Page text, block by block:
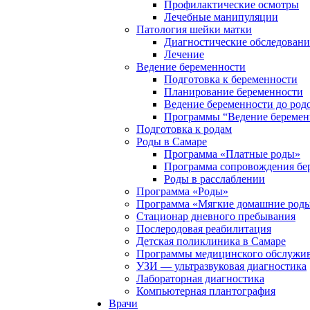
Профилактические осмотры
Лечебные манипуляции
Патология шейки матки
Диагностические
Лечение
Ведение беременности
Подготовка к беременности
Планирование беременности
Ведение беременности до
Программы “Ведение
Подготовка к родам
Роды в Самаре
Программа «Платные роды»
Программа сопровождения
Роды в расслаблении
Программа «Роды»
Программа «Мягкие домашние
Стационар дневного пребывания
Послеродовая реабилитация
Детская поликлиника в Самаре
Программы медицинского
УЗИ — ультразвуковая диагностика
Лабораторная диагностика
Компьютерная плантография
Врачи